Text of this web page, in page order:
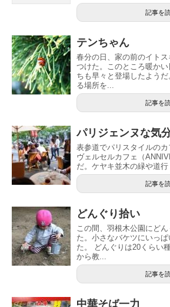
記事を
テンちゃん
春分の日、家の前のイト
つけた。このところ暖か
ちも早々と登場したよう
る場所を...
記事を
パリジェンヌな気
表参道でパリスタイルの
ヴェルセルカフェ（
だ。ケヤキ並木の緑や道行
記事を
どんぐり拾い
この間、羽根木公園にど
た。小さなバケツにいっ
た。 どんぐりは20くらい
から教...
記事を
中華そば一力